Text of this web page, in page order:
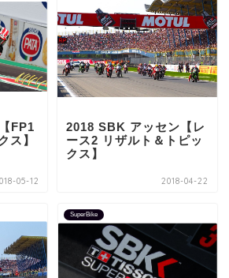
FP1
ス】
05-12
2018 SBK アッセン【レ
ース2 リザルト＆トピッ
クス】
2018-04-22
SuperBike